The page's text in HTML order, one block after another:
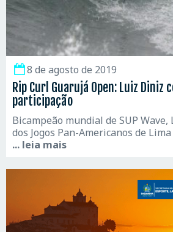
8 de agosto de 2019
Rip Curl Guarujá Open: Luiz Diniz
participação
Bicampeão mundial de SUP
dos Jogos Pan-Americanos de
... leia mais